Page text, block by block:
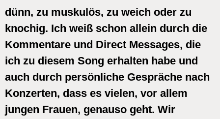
dünn, zu muskulös, zu weich oder zu
knochig. Ich weiß schon allein durch die
Kommentare und Direct Messages, die
ich zu diesem Song erhalten habe und
auch durch persönliche Gespräche nach
Konzerten, dass es vielen, vor allem
jungen Frauen, genauso geht. Wir